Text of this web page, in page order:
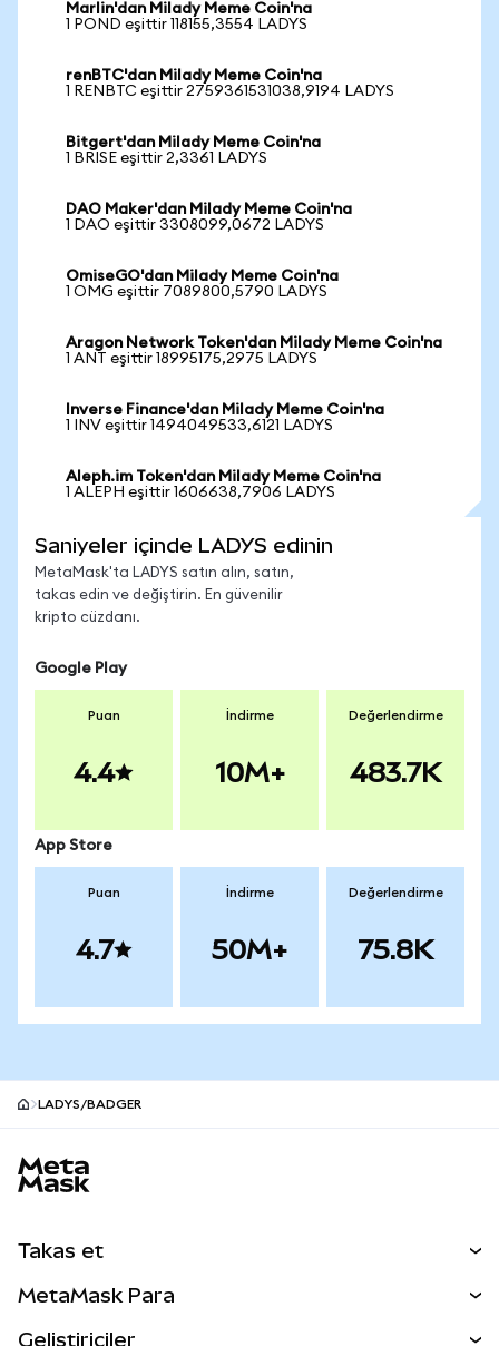
Marlin'dan Milady Meme Coin'na
1 POND eşittir 118155,3554 LADYS
renBTC'dan Milady Meme Coin'na
1 RENBTC eşittir 2759361531038,9194 LADYS
Bitgert'dan Milady Meme Coin'na
1 BRISE eşittir 2,3361 LADYS
DAO Maker'dan Milady Meme Coin'na
1 DAO eşittir 3308099,0672 LADYS
OmiseGO'dan Milady Meme Coin'na
1 OMG eşittir 7089800,5790 LADYS
Aragon Network Token'dan Milady Meme Coin'na
1 ANT eşittir 18995175,2975 LADYS
Inverse Finance'dan Milady Meme Coin'na
1 INV eşittir 1494049533,6121 LADYS
Aleph.im Token'dan Milady Meme Coin'na
1 ALEPH eşittir 1606638,7906 LADYS
Saniyeler içinde LADYS edinin
MetaMask'ta LADYS satın alın, satın,
takas edin ve değiştirin. En güvenilir
kripto cüzdanı.
Google Play
Puan
4.4
İndirme
10M+
Değerlendirme
483.7K
App Store
Puan
4.7
İndirme
50M+
Değerlendirme
75.8K
LADYS/BADGER
Takas et
MetaMask Para
Geliştiriciler